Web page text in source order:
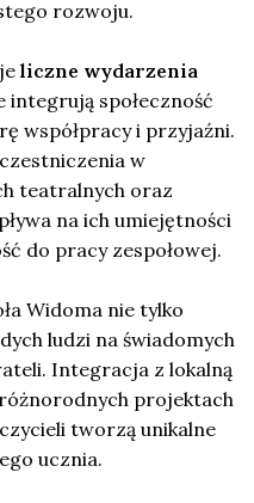
rozwoju.
liczne wydarzenia
integrują społeczność
współpracy i przyjaźni.
w
teatralnych oraz
na ich umiejętności
do pracy zespołowej.
Widoma nie tylko
ludzi na świadomych
Integracja z lokalną
projektach
tworzą unikalne
ucznia.